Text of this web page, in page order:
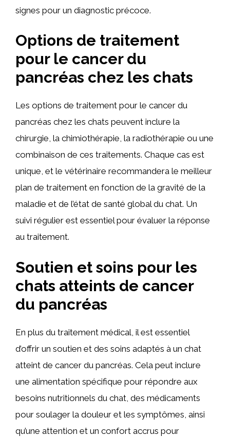
signes pour un diagnostic précoce.
Options de traitement
pour le cancer du
pancréas chez les chats
Les options de traitement pour le cancer du
pancréas chez les chats peuvent inclure la
chirurgie, la chimiothérapie, la radiothérapie ou une
combinaison de ces traitements. Chaque cas est
unique, et le vétérinaire recommandera le meilleur
plan de traitement en fonction de la gravité de la
maladie et de l’état de santé global du chat. Un
suivi régulier est essentiel pour évaluer la réponse
au traitement.
Soutien et soins pour les
chats atteints de cancer
du pancréas
En plus du traitement médical, il est essentiel
d’offrir un soutien et des soins adaptés à un chat
atteint de cancer du pancréas. Cela peut inclure
une alimentation spécifique pour répondre aux
besoins nutritionnels du chat, des médicaments
pour soulager la douleur et les symptômes, ainsi
qu’une attention et un confort accrus pour